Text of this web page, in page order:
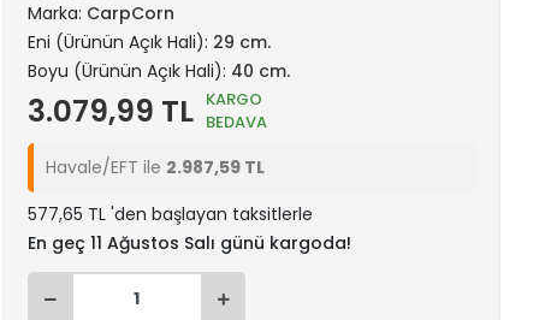
Marka: CarpCorn
Eni (Ürünün Açık Hali): 29 cm.
Boyu (Ürünün Açık Hali): 40 cm.
3.079,99 TL KARGO
BEDAVA
Havale/EFT ile 2.987,59 TL
577,65 TL 'den başlayan taksitlerle
En geç 11 Ağustos Salı günü kargoda!